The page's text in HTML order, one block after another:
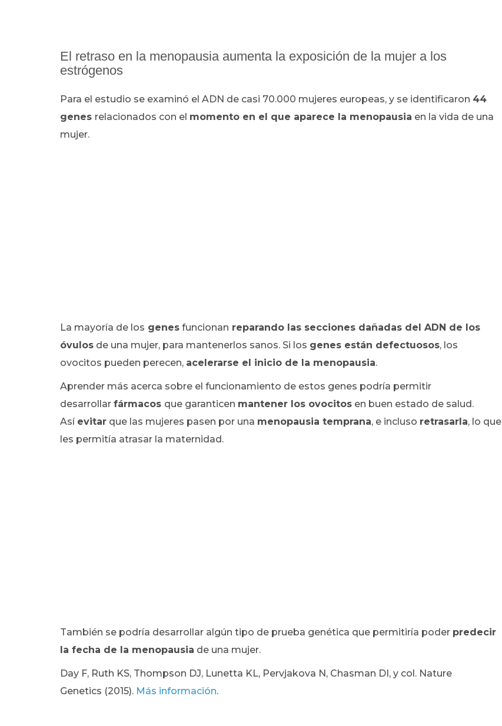
El retraso en la menopausia aumenta la exposición de la mujer a los
estrógenos
Para el estudio se examinó el ADN de casi 70.000 mujeres europeas, y se identificaron 44
genes relacionados con el momento en el que aparece la menopausia en la vida de una
mujer.
La mayoría de los genes funcionan reparando las secciones dañadas del ADN de los
óvulos de una mujer, para mantenerlos sanos. Si los genes están defectuosos, los
ovocitos pueden perecen, acelerarse el inicio de la menopausia.
Aprender más acerca sobre el funcionamiento de estos genes podría permitir
desarrollar fármacos que garanticen mantener los ovocitos en buen estado de salud.
Así evitar que las mujeres pasen por una menopausia temprana, e incluso retrasarla, lo que
les permitía atrasar la maternidad.
También se podría desarrollar algún tipo de prueba genética que permitiría poder predecir
la fecha de la menopausia de una mujer.
Day F, Ruth KS, Thompson DJ, Lunetta KL, Pervjakova N, Chasman DI, y col. Nature
Genetics (2015). Más información.